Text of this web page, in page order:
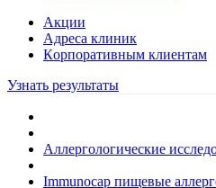
Акции
Адреса клиник
Кoрпоративным клиентам
Узнать результаты
Аллергологические
Immunocap пищевые